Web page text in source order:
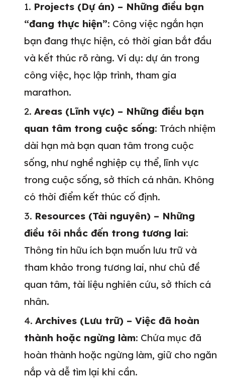
Projects (Dự án) – Những điều bạn
“đang thực hiện”: Công việc ngắn hạn
bạn đang thực hiện, có thời gian bắt đầu
và kết thúc rõ ràng. Ví dụ: dự án trong
công việc, học lập trình, tham gia
marathon.
Areas (Lĩnh vực) – Những điều bạn
quan tâm trong cuộc sống: Trách nhiệm
dài hạn mà bạn quan tâm trong cuộc
sống, như nghề nghiệp cụ thể, lĩnh vực
trong cuộc sống, sở thích cá nhân. Không
có thời điểm kết thúc cố định.
Resources (Tài nguyên) – Những
điều tôi nhắc đến trong tương lai:
Thông tin hữu ích bạn muốn lưu trữ và
tham khảo trong tương lai, như chủ đề
quan tâm, tài liệu nghiên cứu, sở thích cá
nhân.
Archives (Lưu trữ) – Việc đã hoàn
thành hoặc ngừng làm: Chứa mục đã
hoàn thành hoặc ngừng làm, giữ cho ngăn
nắp và dễ tìm lại khi cần.